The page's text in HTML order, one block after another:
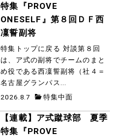
特集『PROVE
ONESELF』第８回ＤＦ西
凜誓副将
特集トップに戻る 対談第８回
は、ア式の副将でチームのまと
め役である西凜誓副将（社４＝
名古屋グランパス...
2026.8.7 特集中面
【連載】ア式蹴球部 夏季
特集『PROVE